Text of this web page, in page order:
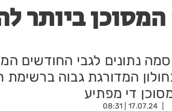
ביותר
נתונים לגבי החודשים
המדורגת גבוה ברשימת
די מפתיע
17.07.24 | 08:31